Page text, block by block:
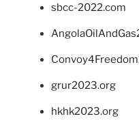
sbcc-2022.com
grur2023.org
hkhk2023.org